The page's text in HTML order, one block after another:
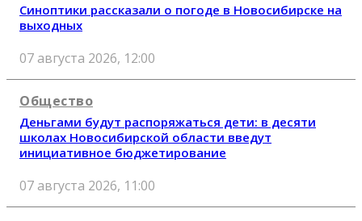
Синоптики рассказали о погоде в Новосибирске на
выходных
07 августа 2026, 12:00
Общество
Деньгами будут распоряжаться дети: в десяти
школах Новосибирской области введут
инициативное бюджетирование
07 августа 2026, 11:00